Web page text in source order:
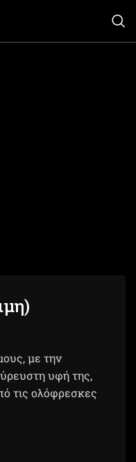
με την
υφή της,
τις ολόφρεσκες